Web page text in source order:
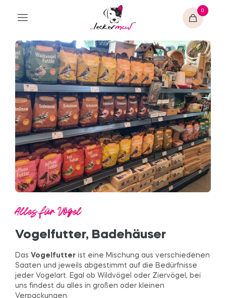
0
Alles für Vögel
Vogelfutter, Badehäuser
Das Vogelfutter ist eine Mischung aus verschiedenen
Saaten und jeweils abgestimmt auf die Bedürfnisse
jeder Vogelart. Egal ob Wildvögel oder Ziervögel, bei
uns findest du alles in großen oder kleinen
Verpackungen.